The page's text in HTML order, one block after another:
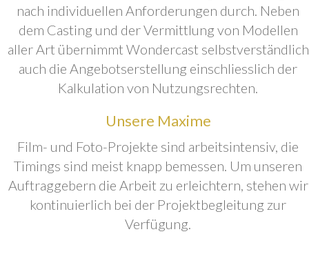
nach individuellen Anforderungen durch. Neben
dem Casting und der Vermittlung von Modellen
aller Art übernimmt Wondercast selbstverständlich
auch die Angebotserstellung einschliesslich der
Kalkulation von Nutzungsrechten.
Unsere Maxime
Film- und Foto-Projekte sind arbeitsintensiv, die
Timings sind meist knapp bemessen. Um unseren
Auftraggebern die Arbeit zu erleichtern, stehen wir
kontinuierlich bei der Projektbegleitung zur
Verfügung.